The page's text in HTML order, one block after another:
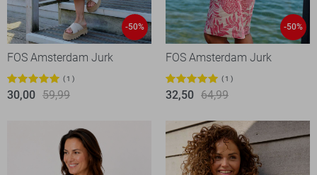
-50%
FOS Amsterdam Jurk
1
30,00 59,99
-50%
FOS Amsterdam Jurk
1
32,50 64,99